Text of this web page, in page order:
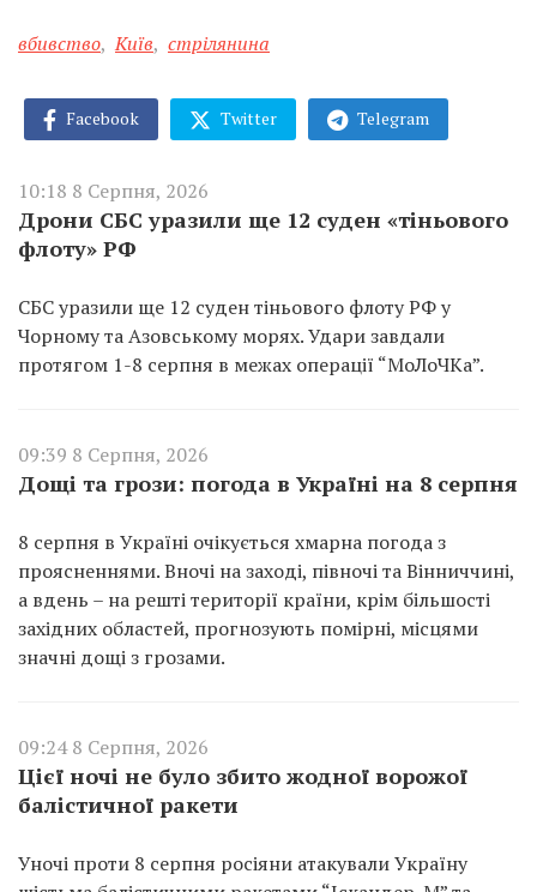
вбивство, Київ, стрілянина
Facebook Twitter Telegram
10:18 8 Серпня, 2026
Дрони СБС уразили ще 12 суден «тіньового
флоту» РФ
СБС уразили ще 12 суден тіньового флоту РФ у
Чорному та Азовському морях. Удари завдали
протягом 1-8 серпня в межах операції “МоЛоЧКа”.
09:39 8 Серпня, 2026
Дощі та грози: погода в Україні на 8 серпня
8 серпня в Україні очікується хмарна погода з
проясненнями. Вночі на заході, півночі та Вінниччині,
а вдень – на решті території країни, крім більшості
західних областей, прогнозують помірні, місцями
значні дощі з грозами.
09:24 8 Серпня, 2026
Цієї ночі не було збито жодної ворожої
балістичної ракети
Уночі проти 8 серпня росіяни атакували Україну